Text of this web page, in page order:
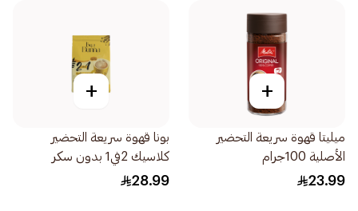
+
ميليتا قهوة سريعة التحضير
الأصلية 100جرام
23.99
+
بونا قهوة سريعة التحضير
كلاسيك 2في1 بدون سكر
30×12جرام
28.99